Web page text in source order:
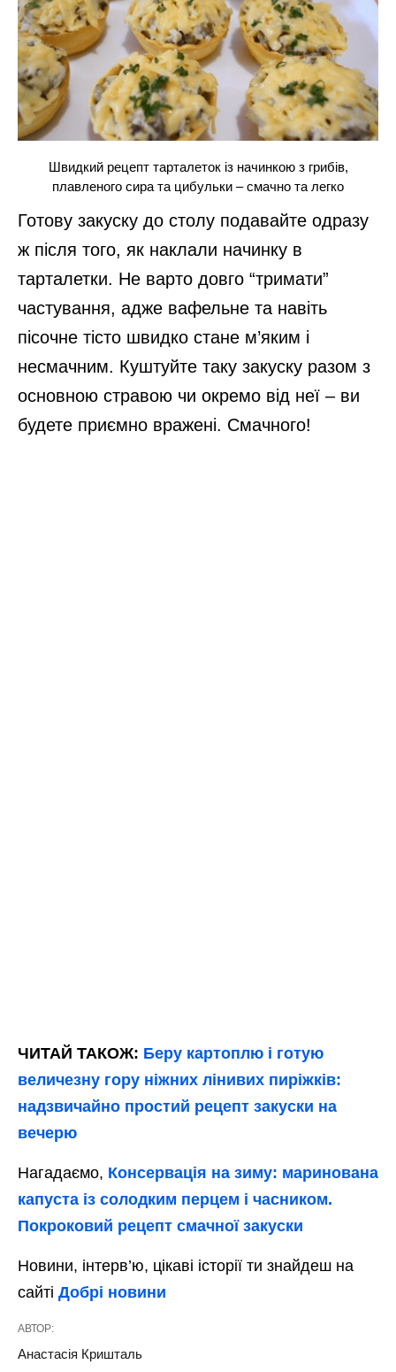
Швидкий рецепт тарталеток із начинкою з грибів,
плавленого сира та цибульки – смачно та легко
Готову закуску до столу подавайте одразу
ж після того, як наклали начинку в
тарталетки. Не варто довго “тримати”
частування, адже вафельне та навіть
пісочне тісто швидко стане м’яким і
несмачним. Куштуйте таку закуску разом з
основною стравою чи окремо від неї – ви
будете приємно вражені. Смачного!
ЧИТАЙ ТАКОЖ: Беру картоплю і готую
величезну гору ніжних лінивих пиріжків:
надзвичайно простий рецепт закуски на
вечерю
Нагадаємо, Консервація на зиму: маринована
капуста із солодким перцем і часником.
Покроковий рецепт смачної закуски
Новини, інтерв’ю, цікаві історії ти знайдеш на
сайті Добрі новини
АВТОР:
Анастасія Кришталь